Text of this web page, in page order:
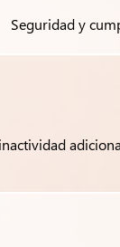
Seguridad y